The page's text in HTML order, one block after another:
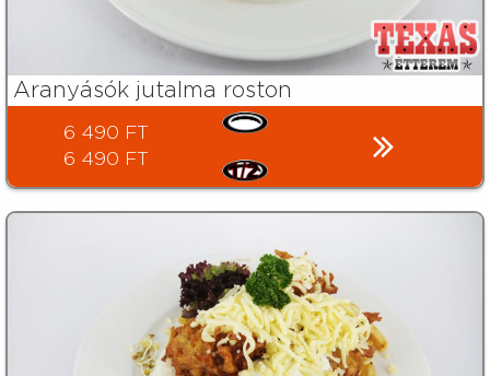
Aranyásók jutalma roston
6 490 FT
6 490 FT